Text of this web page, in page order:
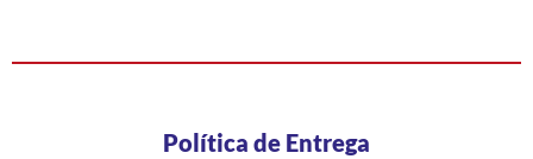
Política de Entrega